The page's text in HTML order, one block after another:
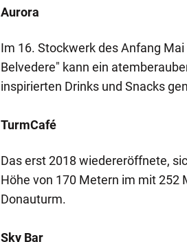
Aurora
Im 16. Stockwerk des Anfang
Belvedere" kann ein
inspirierten Drinks und Snacks
TurmCafé
Das erst 2018 wiedereröffnete,
Höhe von 170 Metern im mit 252
Donauturm.
Sky Bar